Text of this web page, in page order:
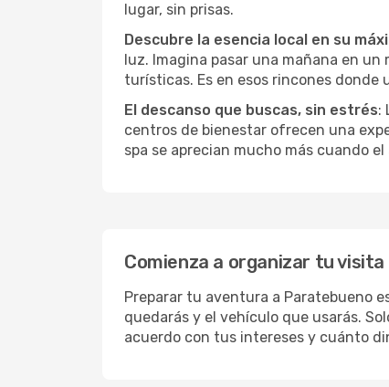
lugar, sin prisas.
Descubre la esencia local en su
luz. Imagina pasar una mañana en
turísticas. Es en esos rincones donde
El descanso que buscas, sin estrés:
centros de bienestar ofrecen una
spa se aprecian mucho más cuando
Comienza a organizar tu
Preparar tu aventura a Paratebueno
quedarás y el vehículo que usarás.
acuerdo con tus intereses y cuánto